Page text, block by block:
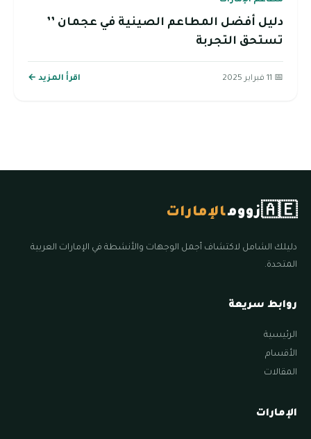
دليل أفضل المطاعم الصينية في عجمان ’’
تستحق التجربة
📅 11 فبراير 2025 اقرأ المزيد ←
🇦🇪زوومالإمارات
دليلك الشامل لاكتشاف أجمل الوجهات والأنشطة في الإمارات العربية
المتحدة.
روابط سريعة
الرئيسية
الأقسام
المقالات
الإمارات